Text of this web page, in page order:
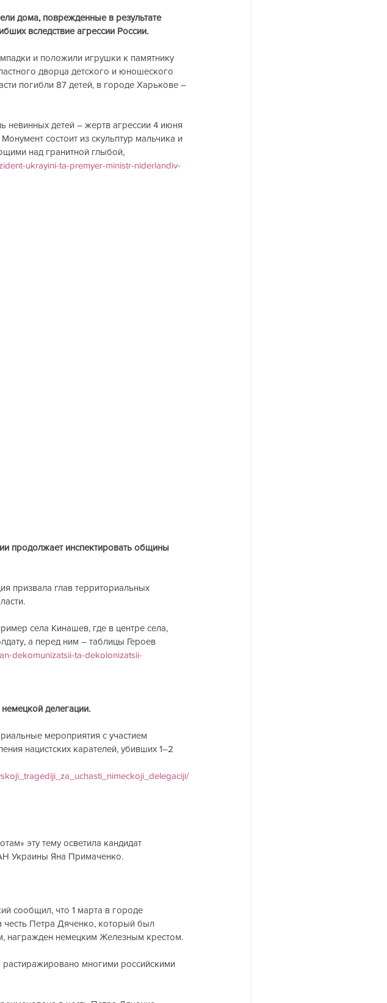
дома, поврежденные в результате
вследствие агрессии России.
и положили игрушки к памятнику
дворца детского и юношеского
погибли 87 детей, в городе Харькове –
детей – жертв агрессии 4 июня
состоит из скульптур мальчика и
над гранитной глыбой,
ukrayini-ta-premyer-ministr-niderlandiv-
продолжает инспектировать общины
призвала глав территориальных
села Кинашев, где в центре села,
а перед ним – таблицы Героев
dekomunizatsii-ta-dekolonizatsii-
делегации.
мероприятия с участием
нацистских карателей, убивших 1–2
эту тему осветила кандидат
Украины Яна Примаченко.
сообщил, что 1 марта в городе
честь Петра Дяченко, который был
награжден немецким Железным крестом.
многими российскими